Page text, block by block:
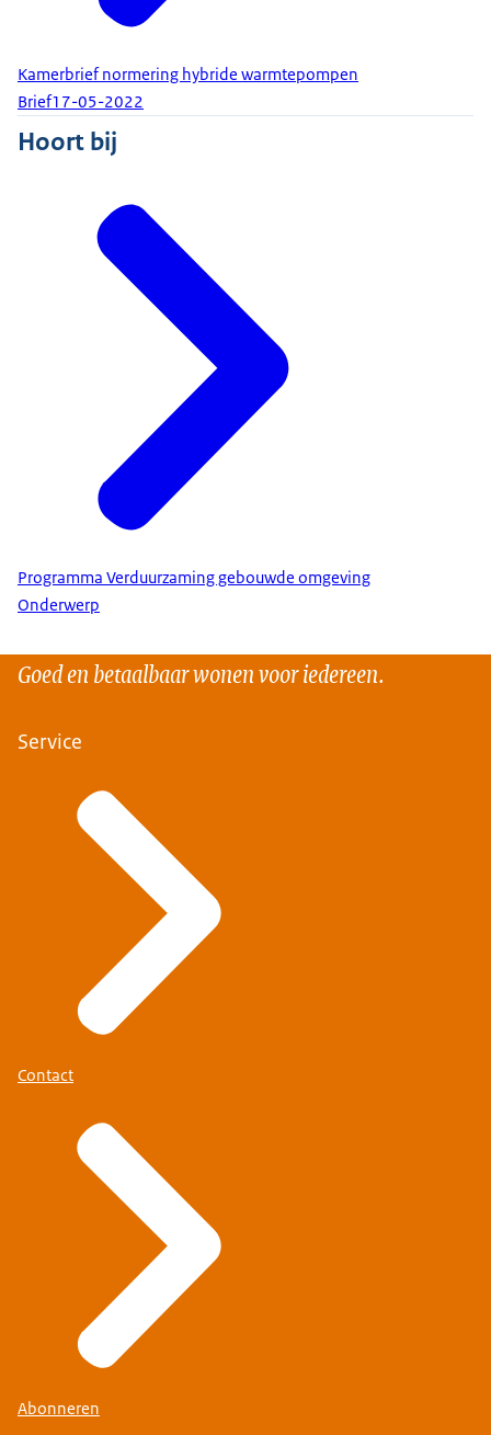
Kamerbrief normering hybride warmtepompen
Brief17-05-2022
Hoort bij
Programma Verduurzaming gebouwde omgeving
Onderwerp
Goed en betaalbaar wonen voor iedereen.
Service
Contact
Abonneren